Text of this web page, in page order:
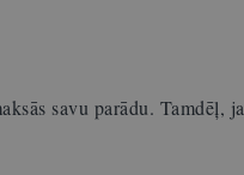
savu parādu. Tamdēļ, ja